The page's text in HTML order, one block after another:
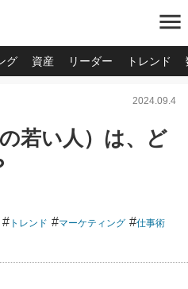
menu
グ 資産 リーダー トレンド
2024.09.4
若い人）は、ど
# トレンド #マーケティング #仕事術